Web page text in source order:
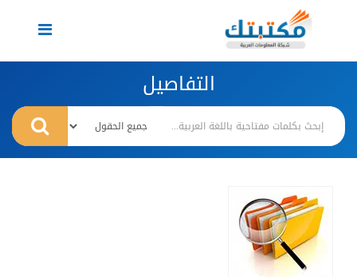
Toggle
navigation
التفاصيل